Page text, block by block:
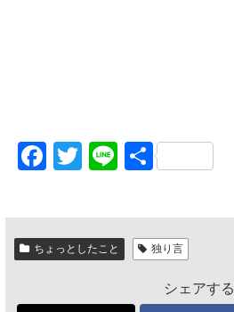
F
c
e
b
o
T
tt
er
Li
e
共
ちょっとしたこと 独り言
シェアする